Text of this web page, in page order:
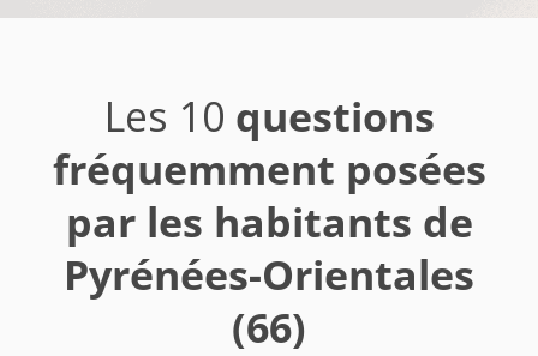
Les 10 questions
fréquemment posées
par les habitants de
Pyrénées-Orientales
(66)